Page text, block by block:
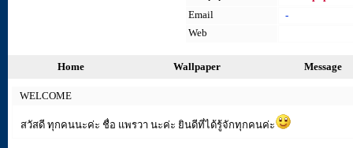
Email
-
Web
Home Wallpaper Message
WELCOME
สวัสดี ทุกคนนะค่ะ ชื่อ แพรวา นะค่ะ ยินดีที่ได้รู้จักทุกคนค่ะ